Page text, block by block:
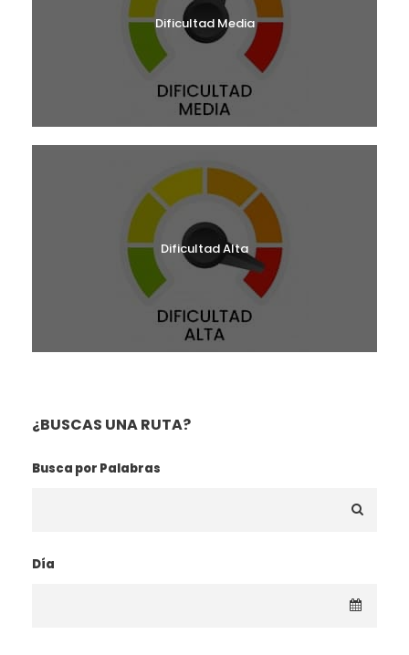
Dificultad Media
Dificultad Alta
¿BUSCAS UNA RUTA?
Busca por Palabras
Día